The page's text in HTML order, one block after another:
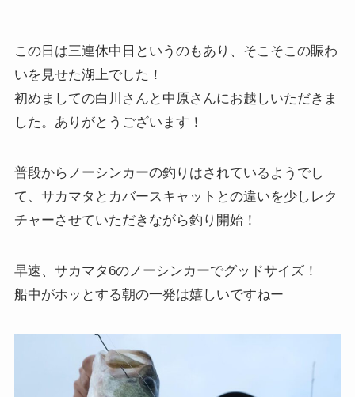
この日は三連休中日というのもあり、そこそこの賑わ
いを見せた湖上でした！
初めましての白川さんと中原さんにお越しいただきま
した。ありがとうございます！
普段からノーシンカーの釣りはされているようでし
て、サカマタとカバースキャットとの違いを少しレク
チャーさせていただきながら釣り開始！
早速、サカマタ6のノーシンカーでグッドサイズ！
船中がホッとする朝の一発は嬉しいですねー